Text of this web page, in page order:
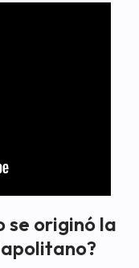
se originó la